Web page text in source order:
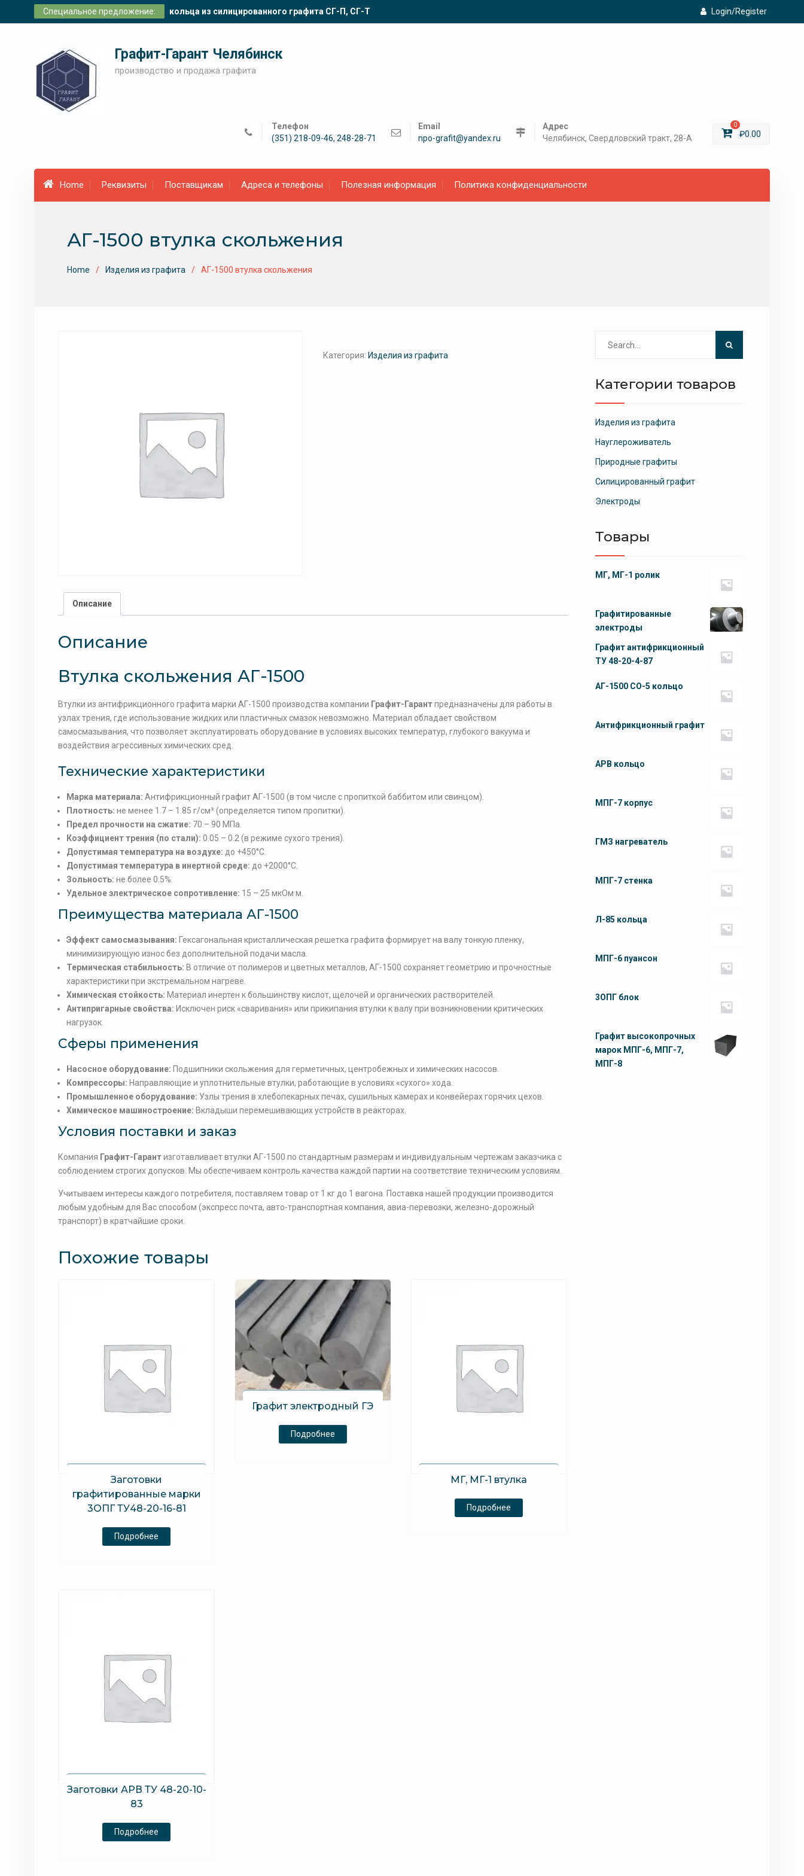
Специальное предложение: кольца из силицированного графита СГ-П, СГ-Т Login/Register
Графит-Гарант Челябинск
производство и продажа графита
Телефон
(351) 218-09-46, 248-28-71
Email
npo-grafit@yandex.ru
Адрес
Челябинск, Свердловский тракт, 28-А
0
₽0.00
Home Реквизиты Поставщикам Адреса и телефоны Полезная информация Политика конфиденциальности
АГ-1500 втулка скольжения
Home Изделия из графита АГ-1500 втулка скольжения
Категория: Изделия из графита
Описание
Описание
Втулка скольжения АГ-1500
Втулки из антифрикционного графита марки АГ-1500 производства компании Графит-Гарантпредназначены для работы в
узлах трения, где использование жидких или пластичных смазок невозможно. Материал обладает свойством
самосмазывания, что позволяет эксплуатировать оборудование в условиях высоких температур, глубокого вакуума и
воздействия агрессивных химических сред.
Технические характеристики
Марка материала: Антифрикционный графит АГ-1500 (в том числе с пропиткой баббитом или свинцом).
Плотность: не менее 1.7 – 1.85 г/см³ (определяется типом пропитки).
Предел прочности на сжатие: 70 – 90 МПа.
Коэффициент трения (по стали): 0.05 – 0.2 (в режиме сухого трения).
Допустимая температура на воздухе: до +450°C.
Допустимая температура в инертной среде: до +2000°C.
Зольность: не более 0.5%.
Удельное электрическое сопротивление: 15 – 25 мкОм·м.
Преимущества материала АГ-1500
Эффект самосмазывания: Гексагональная кристаллическая решетка графита формирует на валу тонкую пленку,
минимизирующую износ без дополнительной подачи масла.
Термическая стабильность: В отличие от полимеров и цветных металлов, АГ-1500 сохраняет геометрию и прочностные
характеристики при экстремальном нагреве.
Химическая стойкость: Материал инертен к большинству кислот, щелочей и органических растворителей.
Антипригарные свойства: Исключен риск «сваривания» или прикипания втулки к валу при возникновении критических
нагрузок.
Сферы применения
Насосное оборудование: Подшипники скольжения для герметичных, центробежных и химических насосов.
Компрессоры: Направляющие и уплотнительные втулки, работающие в условиях «сухого» хода.
Промышленное оборудование: Узлы трения в хлебопекарных печах, сушильных камерах и конвейерах горячих цехов.
Химическое машиностроение: Вкладыши перемешивающих устройств в реакторах.
Условия поставки и заказ
Компания Графит-Гарантизготавливает втулки АГ-1500 по стандартным размерам и индивидуальным чертежам заказчика с
соблюдением строгих допусков. Мы обеспечиваем контроль качества каждой партии на соответствие техническим условиям.
Учитываем интересы каждого потребителя, поставляем товар от 1 кг до 1 вагона. Поставка нашей продукции производится
любым удобным для Вас способом (экспресс почта, авто-транспортная компания, авиа-перевозки, железно-дорожный
транспорт) в кратчайшие сроки.
Похожие товары
Заготовки
графитированные марки
3ОПГ ТУ48-20-16-81
Подробнее
Графит электродный ГЭ
Подробнее
МГ, МГ-1 втулка
Подробнее
Заготовки АРВ ТУ 48-20-10-
83
Подробнее
Категории товаров
Изделия из графита
Науглероживатель
Природные графиты
Силицированный графит
Электроды
Товары
МГ, МГ-1 ролик
Графитированные
электроды
Графит антифрикционный
ТУ 48-20-4-87
АГ-1500 СО-5 кольцо
Антифрикционный графит
АРВ кольцо
МПГ-7 корпус
ГМЗ нагреватель
МПГ-7 стенка
Л-85 кольца
МПГ-6 пуансон
3ОПГ блок
Графит высокопрочных
марок МПГ-6, МПГ-7,
МПГ-8